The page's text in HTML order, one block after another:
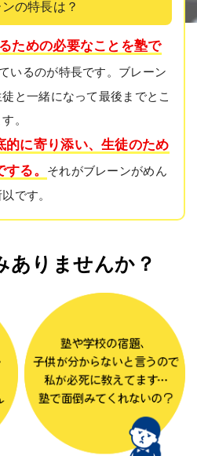
の特長は？
ための必要なことを塾で
いるのが特長です。ブレーン
と一緒になって最後までとこ
。
的に寄り添い、生徒のため
る。 それがブレーンがめん
です。
ありませんか？